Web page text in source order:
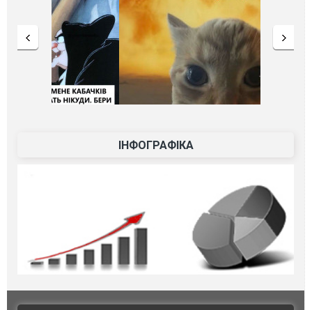
ІНФОГРАФІКА